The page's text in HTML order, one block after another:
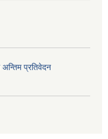
अन्तिम प्रतिवेदन